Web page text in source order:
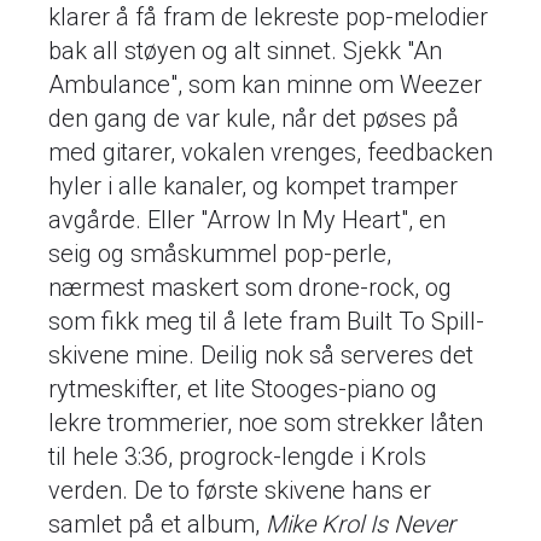
klarer å få fram de lekreste pop-melodier
bak all støyen og alt sinnet. Sjekk "An
Ambulance", som kan minne om Weezer
den gang de var kule, når det pøses på
med gitarer, vokalen vrenges, feedbacken
hyler i alle kanaler, og kompet tramper
avgårde. Eller "Arrow In My Heart", en
seig og småskummel pop-perle,
nærmest maskert som drone-rock, og
som fikk meg til å lete fram Built To Spill-
skivene mine. Deilig nok så serveres det
rytmeskifter, et lite Stooges-piano og
lekre trommerier, noe som strekker låten
til hele 3:36, progrock-lengde i Krols
verden. De to første skivene hans er
samlet på et album, Mike Krol Is Never